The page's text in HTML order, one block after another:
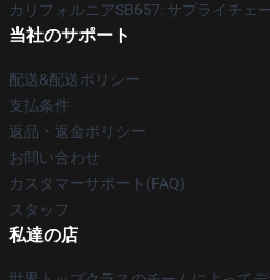
カリフォルニアSB657: サプライチェ
当社のサポート
配送&配送ポリシー
支払条件
返品・返金ポリシー
お問い合わせ
カスタマーサポート(FAQ)
スタッフ
私達の店